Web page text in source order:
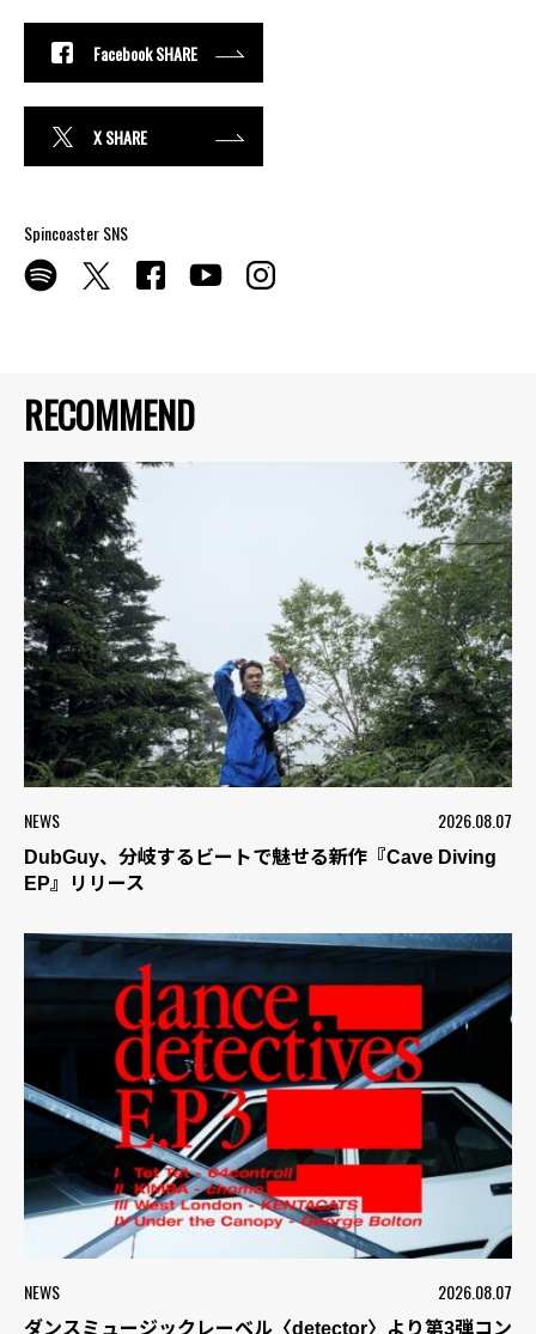
RECOMMEND
NEWS 2026.08.07
DubGuy、分岐するビートで魅せる新作『Cave Diving
EP』リリース
NEWS 2026.08.07
ダンスミュージックレーベル〈detector〉より第3弾コン
Facebook SHARE
X SHARE
Spincoaster SNS